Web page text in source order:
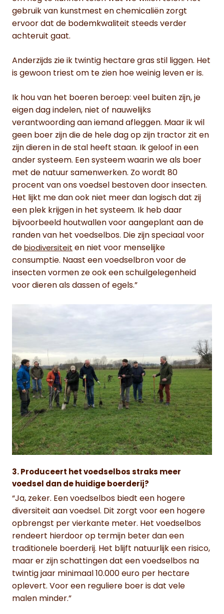
gebruik van kunstmest en chemicaliën zorgt
ervoor dat de bodemkwaliteit steeds verder
achteruit gaat.
Anderzijds zie ik twintig hectare gras stil liggen. Het
is gewoon triest om te zien hoe weinig leven er is.
Ik hou van het boeren beroep: veel buiten zijn, je
eigen dag indelen, niet of nauwelijks
verantwoording aan iemand afleggen. Maar ik wil
geen boer zijn die de hele dag op zijn tractor zit en
zijn dieren in de stal heeft staan. Ik geloof in een
ander systeem. Een systeem waarin we als boer
met de natuur samenwerken. Zo wordt 80
procent van ons voedsel bestoven door insecten.
Het lijkt me dan ook niet meer dan logisch dat zij
een plek krijgen in het systeem. Ik heb daar
bijvoorbeeld houtwallen voor aangeplant aan de
randen van het voedselbos. Die zijn speciaal voor
de biodiversiteit en niet voor menselijke
consumptie. Naast een voedselbron voor de
insecten vormen ze ook een schuilgelegenheid
voor dieren als dassen of egels.”
3. Produceert het voedselbos straks meer
voedsel dan de huidige boerderij?
“Ja, zeker. Een voedselbos biedt een hogere
diversiteit aan voedsel. Dit zorgt voor een hogere
opbrengst per vierkante meter. Het voedselbos
rendeert hierdoor op termijn beter dan een
traditionele boerderij. Het blijft natuurlijk een risico,
maar er zijn schattingen dat een voedselbos na
twintig jaar minimaal 10.000 euro per hectare
oplevert. Voor een reguliere boer is dat vele
malen minder.”